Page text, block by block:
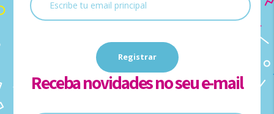
Receba novidades no seu e-mail